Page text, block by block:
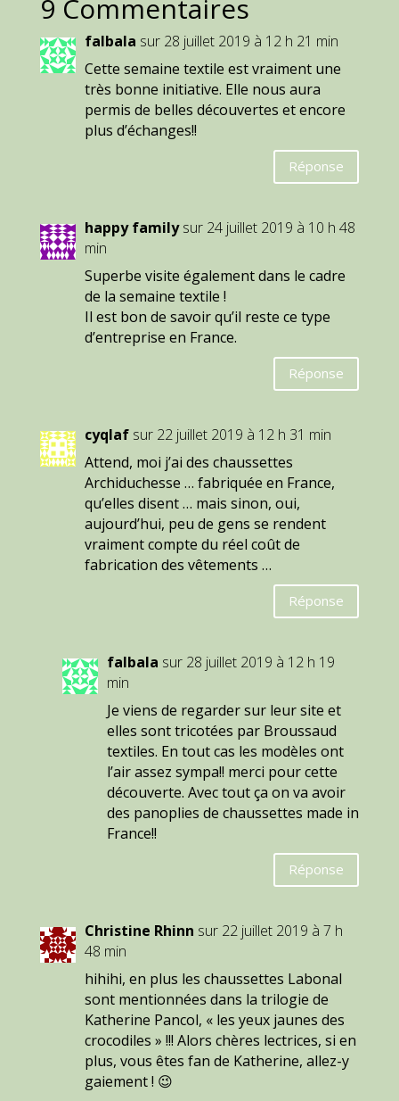
9 Commentaires
falbala sur 28 juillet 2019 à 12 h 21 min
Cette semaine textile est vraiment une
très bonne initiative. Elle nous aura
permis de belles découvertes et encore
plus d’échanges!!
Réponse
happy family sur 24 juillet 2019 à 10 h 48
min
Superbe visite également dans le cadre
de la semaine textile !
Il est bon de savoir qu’il reste ce type
d’entreprise en France.
Réponse
cyqlaf sur 22 juillet 2019 à 12 h 31 min
Attend, moi j’ai des chaussettes
Archiduchesse … fabriquée en France,
qu’elles disent … mais sinon, oui,
aujourd’hui, peu de gens se rendent
vraiment compte du réel coût de
fabrication des vêtements …
Réponse
falbala sur 28 juillet 2019 à 12 h 19
min
Je viens de regarder sur leur site et
elles sont tricotées par Broussaud
textiles. En tout cas les modèles ont
l’air assez sympa!! merci pour cette
découverte. Avec tout ça on va avoir
des panoplies de chaussettes made in
France!!
Réponse
Christine Rhinn sur 22 juillet 2019 à 7 h
48 min
hihihi, en plus les chaussettes Labonal
sont mentionnées dans la trilogie de
Katherine Pancol, « les yeux jaunes des
crocodiles » !!! Alors chères lectrices, si en
plus, vous êtes fan de Katherine, allez-y
gaiement ! 😉